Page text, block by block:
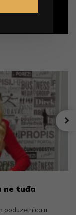
ne tuđa
poduzetnica u